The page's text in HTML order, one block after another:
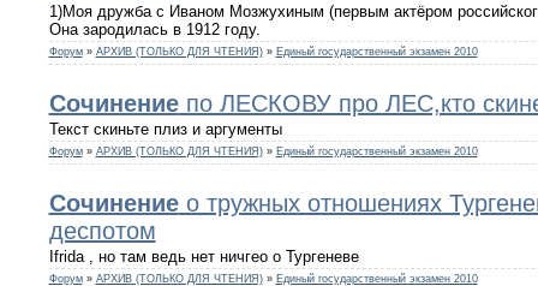
1)Моя дружба с Иваном Мозжухиным (первым актёром
Она зародилась в 1912 году.
Форум » АРХИВ (ТОЛЬКО ДЛЯ ЧТЕНИЯ) » Единый государственный экзамен 2010
Сочинениепо ЛЕСКОВУ про ЛЕС,кто
Текст скиньте плиз и аргументы
Форум » АРХИВ (ТОЛЬКО ДЛЯ ЧТЕНИЯ) » Единый государственный экзамен 2010
Сочинениео тружных отношениях
деспотом
Ifrida , но там ведь нет ничгео о Тургеневе
Форум » АРХИВ (ТОЛЬКО ДЛЯ ЧТЕНИЯ) » Единый государственный экзамен 2010